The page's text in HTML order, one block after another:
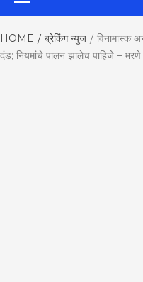
HOME ब्रेकिंग न्युज
विनामास्क
दंड; नियमांचे पालन झालेच पाहिजे – भरणे